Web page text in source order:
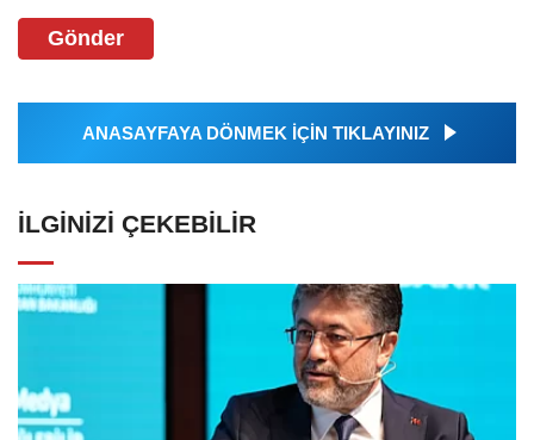
Gönder
ANASAYFAYA DÖNMEK İÇİN TIKLAYINIZ
İLGINIZI ÇEKEBILIR